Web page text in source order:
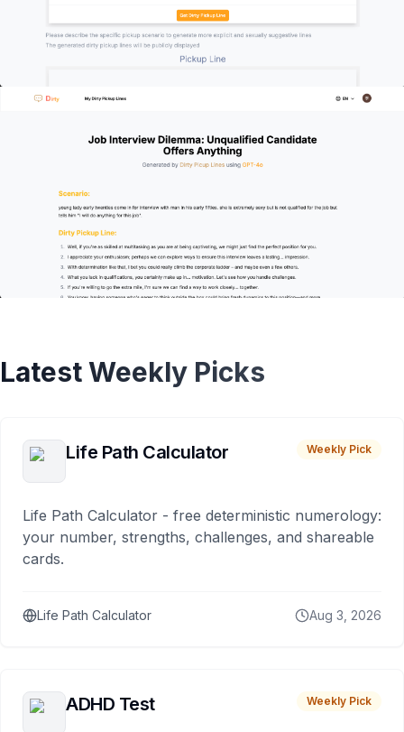
Latest Weekly Picks
Life Path Calculator Weekly Pick
Life Path Calculator - free deterministic numerology:
your number, strengths, challenges, and shareable
cards.
Life Path Calculator Aug 3, 2026
ADHD Test Weekly Pick